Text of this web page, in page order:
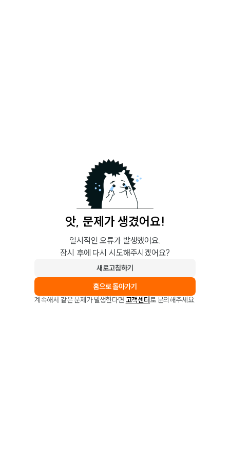
앗, 문제가 생겼어요!
일시적인 오류가 발생했어요.
잠시 후에 다시 시도해주시겠어요?
새로고침하기
홈으로 돌아가기
계속해서 같은 문제가 발생한다면 고객센터로 문의해주세요.